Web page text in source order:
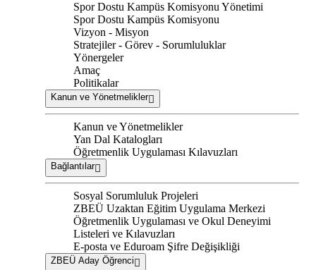
Spor Dostu Kampüs Komisyonu Yönetimi
Spor Dostu Kampüs Komisyonu
Vizyon - Misyon
Stratejiler - Görev - Sorumluluklar
Yönergeler
Amaç
Politikalar
Kanun ve Yönetmelikler
Kanun ve Yönetmelikler
Yan Dal Katalogları
Öğretmenlik Uygulaması Kılavuzları
Bağlantılar
Sosyal Sorumluluk Projeleri
ZBEÜ Uzaktan Eğitim Uygulama Merkezi
Öğretmenlik Uygulaması ve Okul Deneyimi
Listeleri ve Kılavuzları
E-posta ve Eduroam Şifre Değişikliği
ZBEÜ Aday Öğrenci